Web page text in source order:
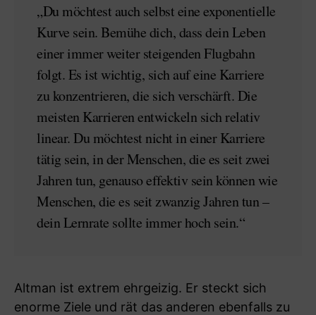
„Du möchtest auch selbst eine exponentielle
Kurve sein. Bemühe dich, dass dein Leben
einer immer weiter steigenden Flugbahn
folgt. Es ist wichtig, sich auf eine Karriere
zu konzentrieren, die sich verschärft. Die
meisten Karrieren entwickeln sich relativ
linear. Du möchtest nicht in einer Karriere
tätig sein, in der Menschen, die es seit zwei
Jahren tun, genauso effektiv sein können wie
Menschen, die es seit zwanzig Jahren tun –
dein Lernrate sollte immer hoch sein.“
Altman ist extrem ehrgeizig. Er steckt sich
enorme Ziele und rät das anderen ebenfalls zu